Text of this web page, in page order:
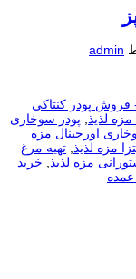
admin
فروش پودر کنتاکی
مزه لذیذ
پودر سوخاری
اورجینال مزه
مزه لذیذ
تهیه مرغ
مزه لذیذ
خرید